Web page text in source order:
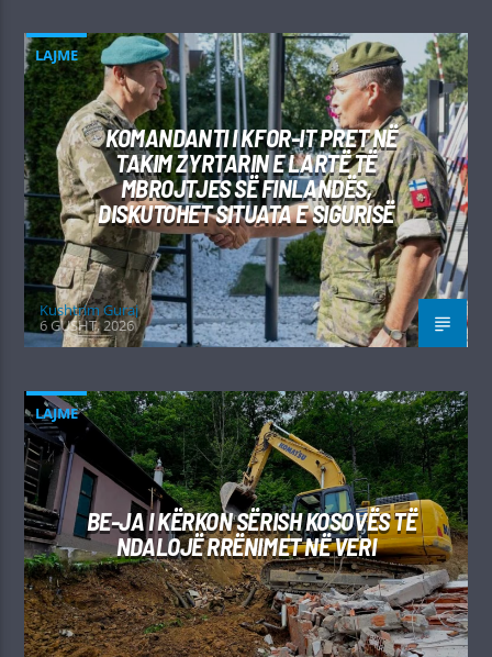
LAJME
KOMANDANTI I KFOR-IT PRET NË
TAKIM ZYRTARIN E LARTË TË
MBROJTJES SË FINLANDËS,
DISKUTOHET SITUATA E SIGURISË
Kushtrim Guraj
6 GUSHT, 2026
LAJME
BE-JA I KËRKON SËRISH KOSOVËS TË
NDALOJË RRËNIMET NË VERI